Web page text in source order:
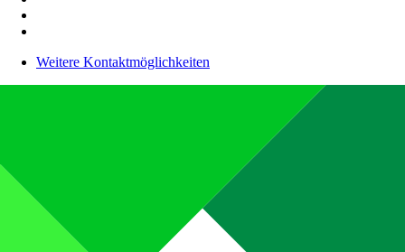
Weitere Kontaktmöglichkeiten